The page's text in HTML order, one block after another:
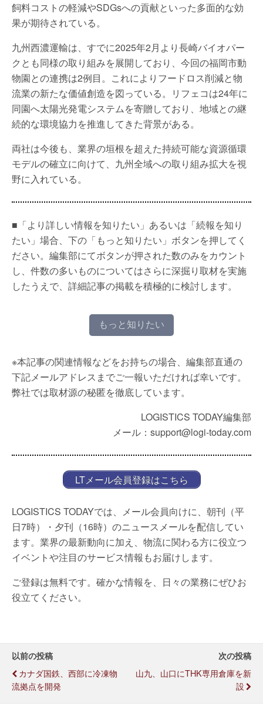
飼料コストの軽減やSDGsへの貢献といった多面的な効
果が期待されている。
九州西濃運輸は、すでに2025年2月より長崎バイオパー
クとも同様の取り組みを展開しており、今回の福岡市動
物園との連携は2例目。これによりフードロス削減と物
流業の新たな価値創造を図っている。リフェコは24年に
同園へ太陽光発電システムを寄贈しており、地域との継
続的な環境協力を推進してきた背景がある。
両社は今後も、業界の垣根を超えた持続可能な資源循環
モデルの確立に向けて、九州全域への取り組み拡大を視
野に入れている。
■「より詳しい情報を知りたい」あるいは「続報を知り
たい」場合、下の「もっと知りたい」ボタンを押してく
ださい。編集部にてボタンが押された数のみをカウント
し、件数の多いものについてはさらに深掘り取材を実施
したうえで、詳細記事の掲載を積極的に検討します。
もっと知りたい
※本記事の関連情報などをお持ちの場合、編集部直通の
下記メールアドレスまでご一報いただければ幸いです。
弊社では取材源の秘匿を徹底しています。
LOGISTICS TODAY編集部
メール：support@logi-today.com
LTメール会員登録はこちら
LOGISTICS TODAYでは、メール会員向けに、朝刊（平
日7時）・夕刊（16時）のニュースメールを配信してい
ます。業界の最新動向に加え、物流に関わる方に役立つ
イベントや注目のサービス情報もお届けします。
ご登録は無料です。確かな情報を、日々の業務にぜひお
役立てください。
以前の投稿
カナダ国鉄、西部に冷凍物
流拠点を開発
次の投稿
山九、山口にTHK専用倉庫を新
設